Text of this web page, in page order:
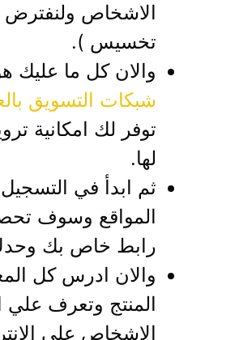
الاشخاص ولنفترض
تخسيس ).
والان كل ما عليك
شبكات التسويق
توفر لك امكانية
لها.
ثم ابدأ في
المواقع وسوف
رابط خاص بك
والان ادرس كل
المنتج وتعرف علي
الاشخاص علي